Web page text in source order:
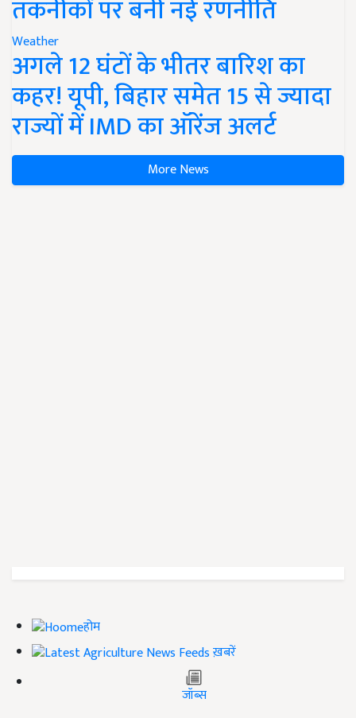
तकनीकों पर बनी नई रणनीति
Weather
अगले 12 घंटों के भीतर बारिश का
कहर! यूपी, बिहार समेत 15 से ज्यादा
राज्यों में IMD का ऑरेंज अलर्ट
More News
होम
ख़बरें
जॉब्स